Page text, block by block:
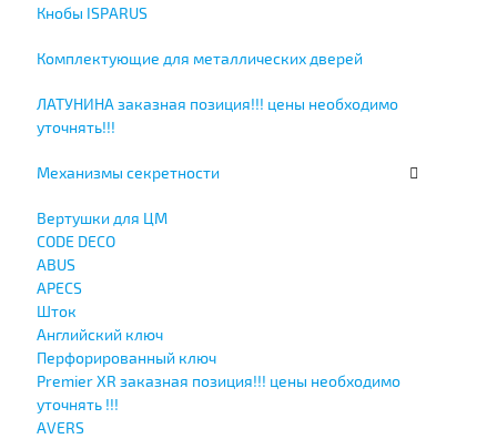
Кнобы ISPARUS
Комплектующие для металлических дверей
ЛАТУНИНА заказная позиция!!! цены необходимо
уточнять!!!
Механизмы секретности
Вертушки для ЦМ
CODE DECO
ABUS
APECS
Шток
Английский ключ
Перфорированный ключ
Premier XR заказная позиция!!! цены необходимо
уточнять !!!
AVERS